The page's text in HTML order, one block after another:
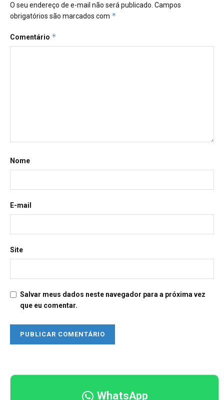
O seu endereço de e-mail não será publicado. Campos
obrigatórios são marcados com *
Comentário *
Nome
E-mail
Site
Salvar meus dados neste navegador para a próxima vez
que eu comentar.
WhatsApp